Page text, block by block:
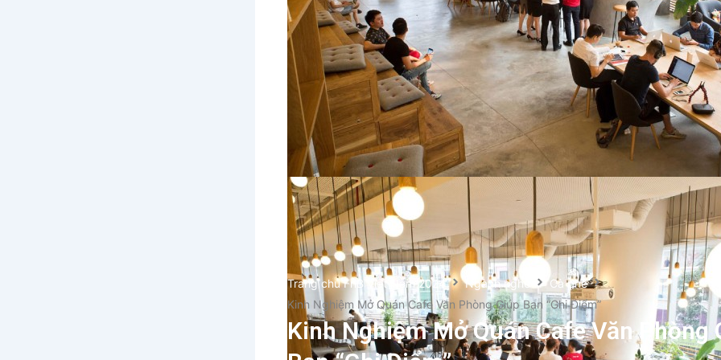
Trang chủ FnB Việt Nam 2024 Ngành nghề
Cà phê
Kinh Nghiệm Mở Quán Cafe Văn Phòng Giúp Bạn “Ghi Điểm”
Kinh Nghiệm Mở Quán Cafe Văn Phòng